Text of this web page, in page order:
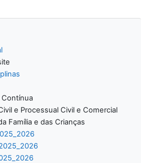
Contínua
e Processual Civil e Comercial
Família e das Crianças